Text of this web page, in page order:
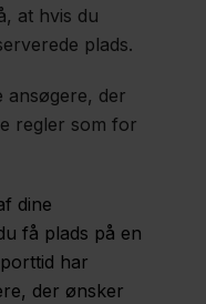
at hvis du
plads.
ansøgere, der
regler som for
dine
få plads på en
har
der ønsker